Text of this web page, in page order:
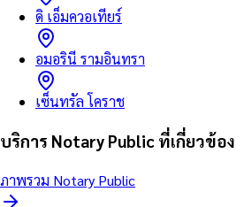
ดิ เอ็มควอเทียร์
อมอรินี รามอินทรา
เซ็นทรัล โคราช
บริการ Notary Public ที่เกี่ยวข้อง
ภาพรวม Notary Public